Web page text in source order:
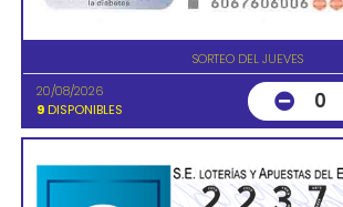
SORTEO DEL JUEVES
20/08/2026
9 DISPONIBLES 0